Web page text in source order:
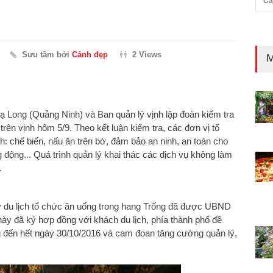
Sưu tầm bởi Cảnh đẹp 2 Views
(Quảng Ninh) và Ban quản lý vịnh lập đoàn kiểm tra
vịnh hôm 5/9. Theo kết luận kiểm tra, các đơn vị tổ
chế biến, nấu ăn trên bờ, đảm bảo an ninh, an toàn cho
Quá trình quản lý khai thác các dịch vụ không làm
lịch tổ chức ăn uống trong hang Trống đã được UBND
đã ký hợp đồng với khách du lịch, phía thành phố đề
hết ngày 30/10/2016 và cam đoan tăng cường quản lý,